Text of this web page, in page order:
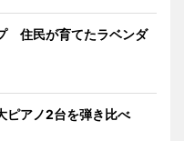
住民が育てたラベンダ
アノ2台を弾き比べ